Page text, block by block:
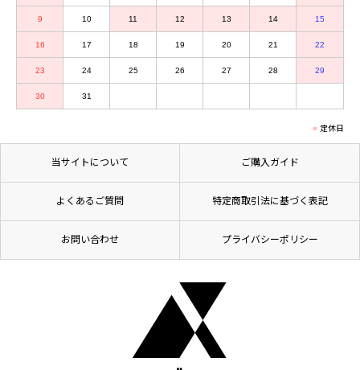
9 10 11 12 13 14 15
16 17 18 19 20 21 22
23 24 25 26 27 28 29
30 31
定休日
当サイトについて ご購入ガイド
よくあるご質問 特定商取引法に基づく表記
お問い合わせ プライバシーポリシー